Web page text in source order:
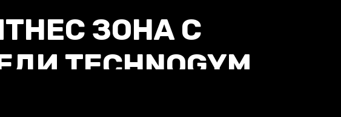
ЗОНА С
TECHNOGYM